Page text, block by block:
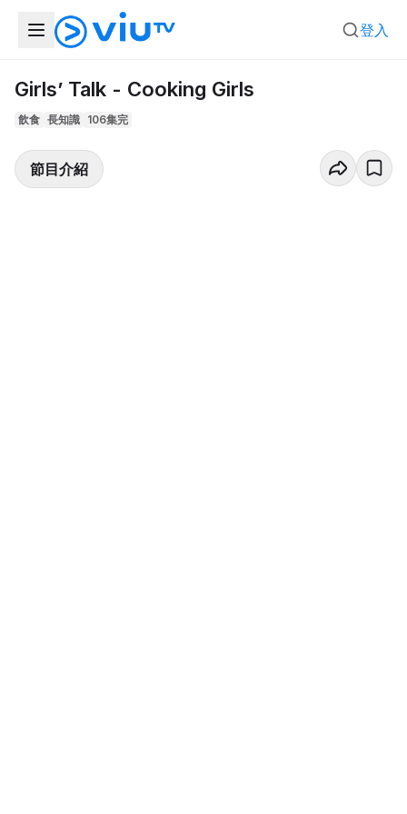
登入
Girls’ Talk - Cooking Girls
飲食 長知識 106集完
節目介紹